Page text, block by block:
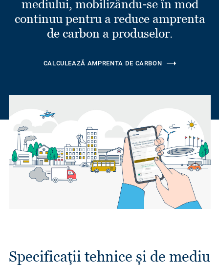
mediului, mobilizându-se în mod
continuu pentru a reduce amprenta
de carbon a produselor.
CALCULEAZĂ AMPRENTA DE CARBON
Specificații tehnice și de mediu